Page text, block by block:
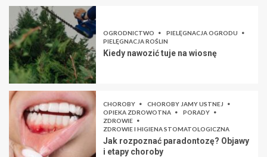
OGRODNICTWO
PIELĘGNACJA OGRODU
PIELĘGNACJA ROŚLIN
Kiedy nawozić tuje na wiosnę
CHOROBY
CHOROBY JAMY USTNEJ
OPIEKA ZDROWOTNA
PORADY
ZDROWIE
ZDROWIE I HIGIENA STOMATOLOGICZNA
Jak rozpoznać paradontozę? Objawy
i etapy choroby